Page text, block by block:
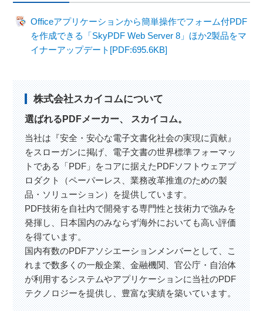
Officeアプリケーションから簡単操作でフォーム付PDF
を作成できる「SkyPDF Web Server 8」ほか2製品をマ
イナーアップデート[PDF:695.6KB]
株式会社スカイコムについて
選ばれるPDFメーカー、 スカイコム。
当社は『安全・安心な電子文書化社会の実現に貢献』
をスローガンに掲げ、電子文書の世界標準フォーマッ
トである「PDF」をコアに据えたPDFソフトウェアプ
ロダクト（ペーパーレス、業務改革推進のための製
品・ソリューション）を提供しています。
PDF技術を自社内で開発する専門性と技術力で強みを
発揮し、日本国内のみならず海外においても高い評価
を得ています。
国内有数のPDFアソシエーションメンバーとして、こ
れまで数多くの一般企業、金融機関、官公庁・自治体
が利用するシステムやアプリケーションに当社のPDF
テクノロジーを提供し、豊富な実績を築いています。